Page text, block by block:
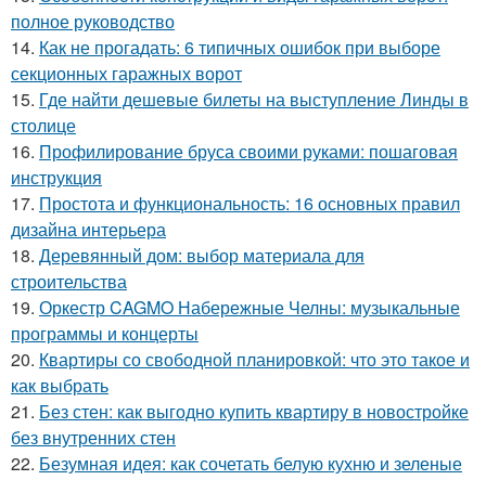
полное руководство
14. Как не прогадать: 6 типичных ошибок при выборе
секционных гаражных ворот
15. Где найти дешевые билеты на выступление Линды в
столице
16. Профилирование бруса своими руками: пошаговая
инструкция
17. Простота и функциональность: 16 основных правил
дизайна интерьера
18. Деревянный дом: выбор материала для
строительства
19. Оркестр CAGMO Набережные Челны: музыкальные
программы и концерты
20. Квартиры со свободной планировкой: что это такое и
как выбрать
21. Без стен: как выгодно купить квартиру в новостройке
без внутренних стен
22. Безумная идея: как сочетать белую кухню и зеленые